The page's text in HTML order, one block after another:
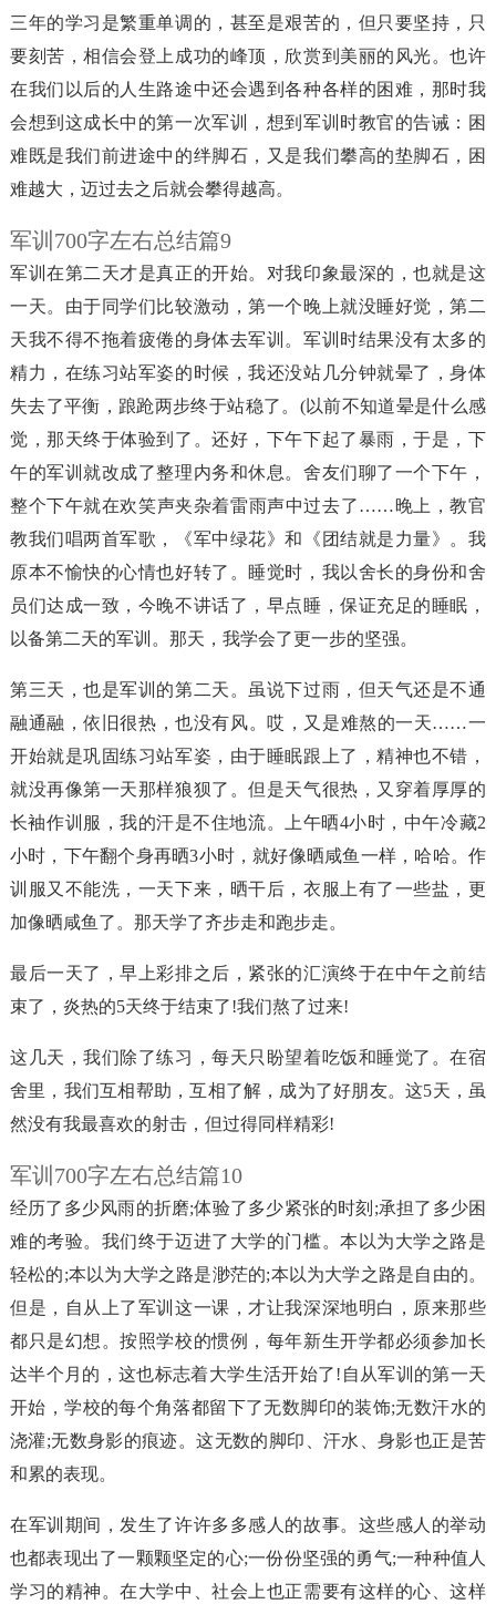
三年的学习是繁重单调的，甚至是艰苦的，但只要坚持，只
要刻苦，相信会登上成功的峰顶，欣赏到美丽的风光。也许
在我们以后的人生路途中还会遇到各种各样的困难，那时我
会想到这成长中的第一次军训，想到军训时教官的告诫：困
难既是我们前进途中的绊脚石，又是我们攀高的垫脚石，困
难越大，迈过去之后就会攀得越高。
军训700字左右总结篇9
军训在第二天才是真正的开始。对我印象最深的，也就是这
一天。由于同学们比较激动，第一个晚上就没睡好觉，第二
天我不得不拖着疲倦的身体去军训。军训时结果没有太多的
精力，在练习站军姿的时候，我还没站几分钟就晕了，身体
失去了平衡，踉跄两步终于站稳了。(以前不知道晕是什么感
觉，那天终于体验到了。还好，下午下起了暴雨，于是，下
午的军训就改成了整理内务和休息。舍友们聊了一个下午，
整个下午就在欢笑声夹杂着雷雨声中过去了……晚上，教官
教我们唱两首军歌，《军中绿花》和《团结就是力量》。我
原本不愉快的心情也好转了。睡觉时，我以舍长的身份和舍
员们达成一致，今晚不讲话了，早点睡，保证充足的睡眠，
以备第二天的军训。那天，我学会了更一步的坚强。
第三天，也是军训的第二天。虽说下过雨，但天气还是不通
融通融，依旧很热，也没有风。哎，又是难熬的一天……一
开始就是巩固练习站军姿，由于睡眠跟上了，精神也不错，
就没再像第一天那样狼狈了。但是天气很热，又穿着厚厚的
长袖作训服，我的汗是不住地流。上午晒4小时，中午冷藏2
小时，下午翻个身再晒3小时，就好像晒咸鱼一样，哈哈。作
训服又不能洗，一天下来，晒干后，衣服上有了一些盐，更
加像晒咸鱼了。那天学了齐步走和跑步走。
最后一天了，早上彩排之后，紧张的汇演终于在中午之前结
束了，炎热的5天终于结束了!我们熬了过来!
这几天，我们除了练习，每天只盼望着吃饭和睡觉了。在宿
舍里，我们互相帮助，互相了解，成为了好朋友。这5天，虽
然没有我最喜欢的射击，但过得同样精彩!
军训700字左右总结篇10
经历了多少风雨的折磨;体验了多少紧张的时刻;承担了多少困
难的考验。我们终于迈进了大学的门槛。本以为大学之路是
轻松的;本以为大学之路是渺茫的;本以为大学之路是自由的。
但是，自从上了军训这一课，才让我深深地明白，原来那些
都只是幻想。按照学校的惯例，每年新生开学都必须参加长
达半个月的，这也标志着大学生活开始了!自从军训的第一天
开始，学校的每个角落都留下了无数脚印的装饰;无数汗水的
浇灌;无数身影的痕迹。这无数的脚印、汗水、身影也正是苦
和累的表现。
在军训期间，发生了许许多多感人的故事。这些感人的举动
也都表现出了一颗颗坚定的心;一份份坚强的勇气;一种种值人
学习的精神。在大学中、社会上也正需要有这样的心、这样